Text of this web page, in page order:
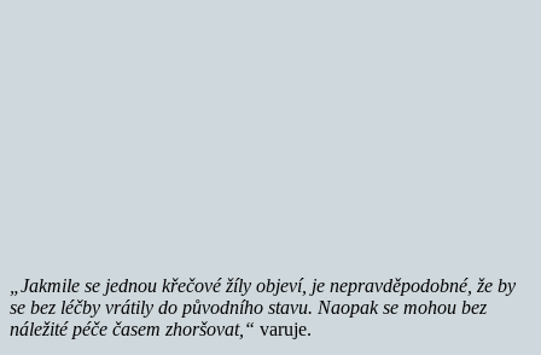
„Jakmile se jednou křečové žíly objeví, je nepravděpodobné, že by
se bez léčby vrátily do původního stavu. Naopak se mohou bez
náležité péče časem zhoršovat,“ varuje.